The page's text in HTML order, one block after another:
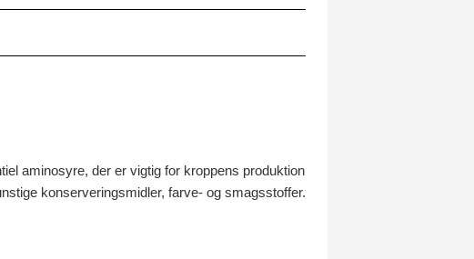
aminosyre, der er vigtig for kroppens produktion
konserveringsmidler, farve- og smagsstoffer.